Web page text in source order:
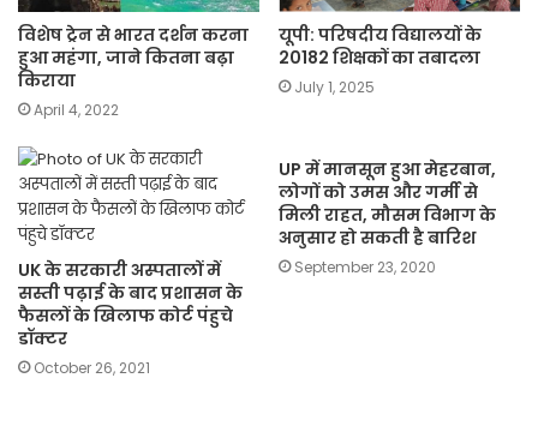
विशेष ट्रेन से भारत दर्शन करना
हुआ महंगा, जाने कितना बढ़ा
किराया
April 4, 2022
यूपी: परिषदीय विद्यालयों के
20182 शिक्षकों का तबादला
July 1, 2025
UK के सरकारी अस्पतालों में
सस्ती पढ़ाई के बाद प्रशासन के
फैसलों के खिलाफ कोर्ट पंहुचे
डॉक्टर
October 26, 2021
UP में मानसून हुआ मेहरबान,
लोगों को उमस और गर्मी से
मिली राहत, मौसम विभाग के
अनुसार हो सकती है बारिश
September 23, 2020